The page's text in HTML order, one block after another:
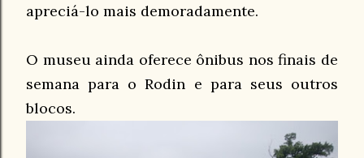
apreciá-lo mais demoradamente.
O museu ainda oferece ônibus nos finais de
semana para o Rodin e para seus outros
blocos.